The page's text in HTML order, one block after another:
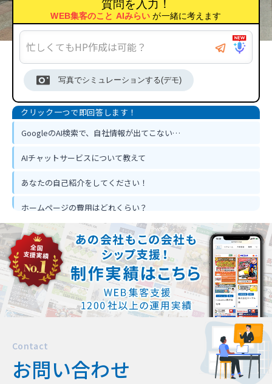
質問を入力！
WEB集客のこと AIみらい が一緒に考えます
写真でシミュレーションする(デモ)
GoogleのAI検索で、自社情報が出てこない…
AIチャットサービスについて教えて
あなたの自己紹介をしてください！
ホームページの費用はどれくらい？
ホームページ作って反響は出るの？
忙しくてもホームページ作成は可能？
Contact
お問い合わせ